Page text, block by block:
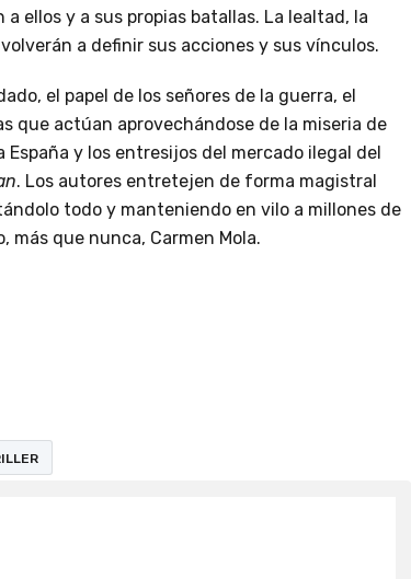
ellos y a sus propias batallas. La lealtad, la
a definir sus acciones y sus vínculos.
el papel de los señores de la guerra, el
que actúan aprovechándose de la miseria de
y los entresijos del mercado ilegal del
. Los autores entretejen de forma magistral
todo y manteniendo en vilo a millones de
más que nunca, Carmen Mola.